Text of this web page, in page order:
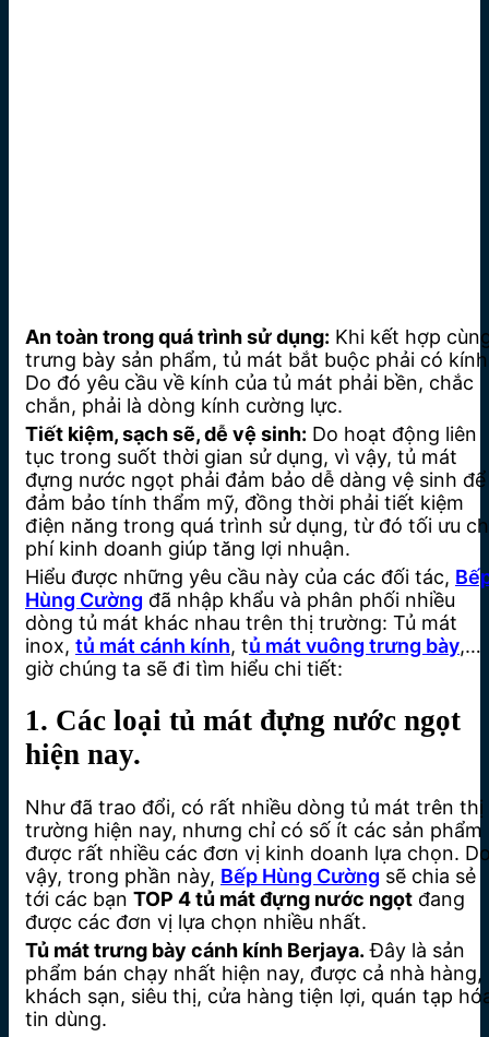
An toàn trong quá trình sử dụng: Khi kết hợp
trưng bày sản phẩm, tủ mát bắt buộc phải có
Do đó yêu cầu về kính của tủ mát phải bền, chắc
chắn, phải là dòng kính cường lực.
Tiết kiệm, sạch sẽ, dễ vệ sinh: Do hoạt động liên
tục trong suốt thời gian sử dụng, vì vậy, tủ mát
đựng nước ngọt phải đảm bảo dễ dàng vệ sinh để
đảm bảo tính thẩm mỹ, đồng thời phải tiết kiệm
điện năng trong quá trình sử dụng, từ đó tối ưu
phí kinh doanh giúp tăng lợi nhuận.
Hiểu được những yêu cầu này của các đối tác,
Hùng Cường đã nhập khẩu và phân phối nhiều
dòng tủ mát khác nhau trên thị trường: Tủ mát
inox, tủ mát cánh kính, tủ mát vuông trưng bày,…
giờ chúng ta sẽ đi tìm hiểu chi tiết:
1. Các loại tủ mát đựng nước ngọt
hiện nay.
Như đã trao đổi, có rất nhiều dòng tủ mát trên thị
trường hiện nay, nhưng chỉ có số ít các sản phẩm
được rất nhiều các đơn vị kinh doanh lựa chọn.
vậy, trong phần này, Bếp Hùng Cường sẽ chia sẻ
tới các bạn TOP 4 tủ mát đựng nước ngọt đang
được các đơn vị lựa chọn nhiều nhất.
Tủ mát trưng bày cánh kính Berjaya. Đây là sản
phẩm bán chạy nhất hiện nay, được cả nhà hàng,
khách sạn, siêu thị, cửa hàng tiện lợi, quán tạp
tin dùng.